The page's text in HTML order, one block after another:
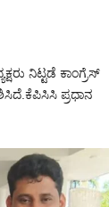
ನಿಟ್ಟಡೆ ಕಾಂಗ್ರೆಸ್
ಪ್ರಧಾನ